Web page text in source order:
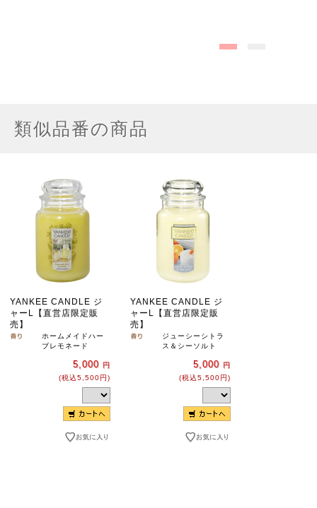
類似品番の商品
YANKEE CANDLE ジ
ャーL【直営店限定販
売】
ホームメイドハー
ブレモネード
5,000 円
(税込5,500円)
YANKEE CANDLE ジ
ャーL【直営店限定販
売】
ジューシーシトラ
ス＆シーソルト
5,000 円
(税込5,500円)